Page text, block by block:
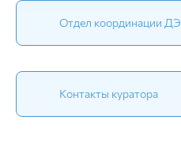
Отдел координации ДЭ
Контакты куратора